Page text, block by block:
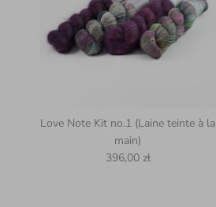
Love Note Kit no.1 (Laine teinte à la
main)
Prix habituel
396,00 zł